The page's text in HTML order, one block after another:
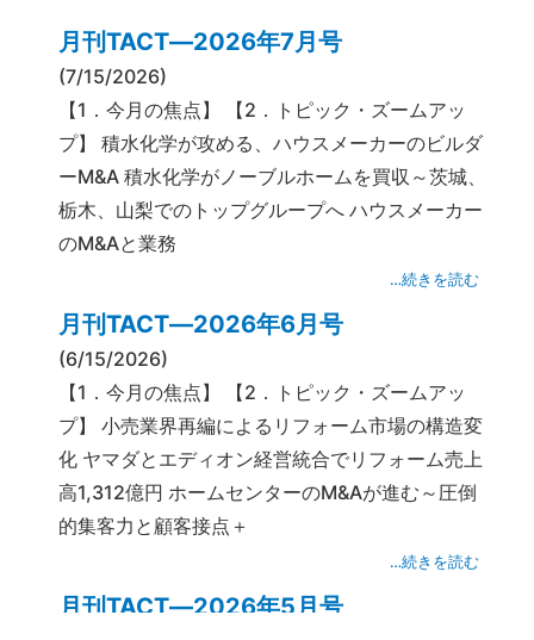
月刊TACT―2026年7月号
(7/15/2026)
【1．今月の焦点】 【2．トピック・ズームアッ
プ】 積水化学が攻める、ハウスメーカーのビルダ
ーM&A 積水化学がノーブルホームを買収～茨城、
栃木、山梨でのトップグループへ ハウスメーカー
のM&Aと業務
…続きを読む
月刊TACT―2026年6月号
(6/15/2026)
【1．今月の焦点】 【2．トピック・ズームアッ
プ】 小売業界再編によるリフォーム市場の構造変
化 ヤマダとエディオン経営統合でリフォーム売上
高1,312億円 ホームセンターのM&Aが進む～圧倒
的集客力と顧客接点＋
…続きを読む
月刊TACT―2026年5月号